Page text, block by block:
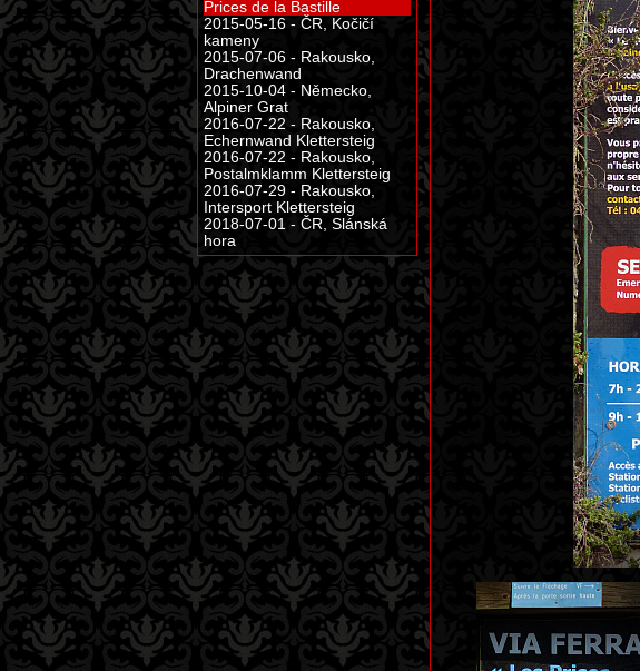
Prices de la Bastille
2015-05-16 - ČR, Kočičí
kameny
2015-07-06 - Rakousko,
Drachenwand
2015-10-04 - Německo,
Alpiner Grat
2016-07-22 - Rakousko,
Echernwand Klettersteig
2016-07-22 - Rakousko,
Postalmklamm Klettersteig
2016-07-29 - Rakousko,
Intersport Klettersteig
2018-07-01 - ČR, Slánská
hora